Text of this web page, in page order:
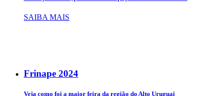
SAIBA MAIS
Frinape 2024
Veja como foi a maior feira da região do Alto Uruguai